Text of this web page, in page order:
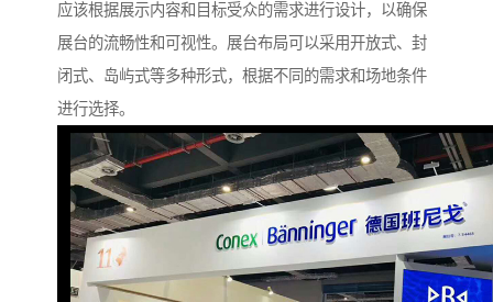
应该根据展示内容和目标受众的需求进行设计，以确保
展台的流畅性和可视性。展台布局可以采用开放式、封
闭式、岛屿式等多种形式，根据不同的需求和场地条件
进行选择。